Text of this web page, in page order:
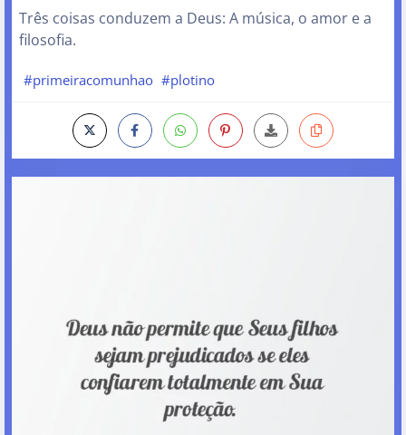
Três coisas conduzem a Deus: A música, o amor e a
filosofia.
#primeiracomunhao #plotino